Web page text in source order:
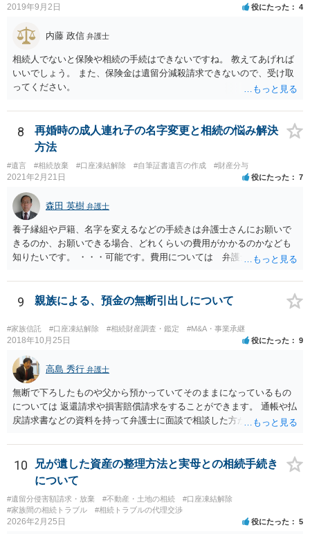
2019年9月2日 役にたった 4
内藤 政信 弁護士
相続人でないと保険や相続の手続はできないですね。 教えてあげれば
いいでしょう。 また、保険金は遺留分減殺請求できないので、受け取
ってください。
8
再婚時の成人連れ子の名字変更と相続の悩み解決
方法
#遺言 #相続放棄 #口座凍結解除 #自筆証書遺言の作成 #財産分与
2021年2月21日 役にたった 7
森田 英樹 弁護士
養子縁組や戸籍、名字を変えるなどの手続きは弁護士さんにお願いで
きるのか、お願いできる場合、どれくらいの費用がかかるのかなども
知りたいです。 ・・・可能です。費用については 弁護士と直接面談
ています。 やはり、成人した子のことまでごちゃごちゃ考えず、自分
の事だけ考えるべきなのでしょうか ・・・お子さんの事をまで含め良
と親子関係を結びたいと思っているが、名字は変えたくない・・・養
子縁組の必要があり 氏も変更することになります。 しかし 彼は成人
しているとは言え、自分の子と私の連れ子、全て平等にしたいと希
望。もちろん私もそうできればと思います。 ・・・婚姻前の契約 あ
るいは 遺言書などで その意思を実現する方法はあります。 弁護
士に相談してみてください。
9 親族による、預金の無断引出しについて
#家族信託 #口座凍結解除 #相続財産調査・鑑定 #M&A・事業承継
2018年10月25日 役にたった 9
高島 秀行 弁護士
無断で下ろしたものや父から預かっていてそのままになっているもの
については 返還請求や損害賠償請求をすることができます。 通帳や払
戻請求書などの資料を持って弁護士に面談で相談した方がよいと思い
10
兄が遺した資産の整理方法と実母との相続手続き
について
#遺留分侵害額請求・放棄 #不動産・土地の相続
#口座凍結解除
#家族間の相続トラブル
#相続トラブルの代理交渉
2026年2月25日 役にたった 5